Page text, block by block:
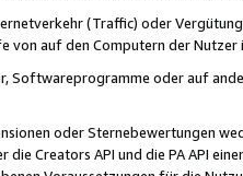
(Traffic) oder
von auf den Computern der
Softwareprogramme oder auf
oder Sternebewertungen
die Creators API und die PA API